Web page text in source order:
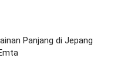
Panjang di Jepang